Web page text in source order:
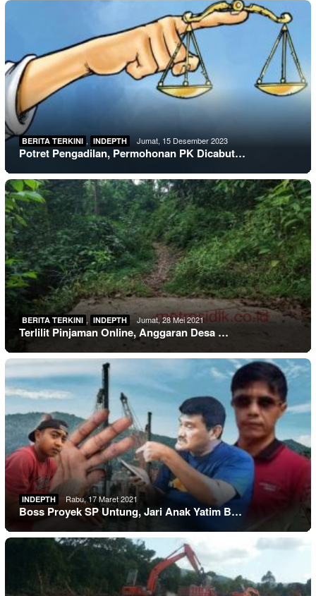
BERITA TERKINI , INDEPTH Jumat, 15 Desember 2023
Potret Pengadilan, Permohonan PK Dicabut…
BERITA TERKINI , INDEPTH Jumat, 28 Mei 2021
Terlilit Pinjaman Online, Anggaran Desa …
INDEPTH Rabu, 17 Maret 2021
Boss Proyek SP Untung, Jari Anak Yatim B…